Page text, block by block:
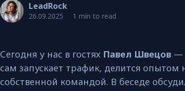
LeadRock
26.09.2025 1 min to read
Сегодня у нас в гостях Павел Швецов —
сам запускает трафик, делится опытом
собственной командой. В беседе